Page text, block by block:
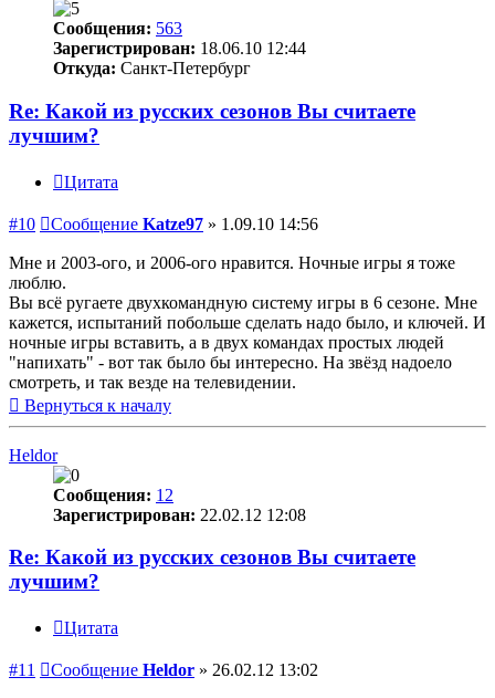
Сообщения: 563
Зарегистрирован: 18.06.10 12:44
Откуда: Санкт-Петербург
Re: Какой из русских сезонов Вы считаете
лучшим?
Цитата
#10 Сообщение Katze97 » 1.09.10 14:56
Мне и 2003-ого, и 2006-ого нравится. Ночные игры я тоже
люблю.
Вы всё ругаете двухкомандную систему игры в 6 сезоне. Мне
кажется, испытаний побольше сделать надо было, и ключей. И
ночные игры вставить, а в двух командах простых людей
"напихать" - вот так было бы интересно. На звёзд надоело
смотреть, и так везде на телевидении.
Вернуться к началу
Heldor
Сообщения: 12
Зарегистрирован: 22.02.12 12:08
Re: Какой из русских сезонов Вы считаете
лучшим?
Цитата
#11 Сообщение Heldor » 26.02.12 13:02